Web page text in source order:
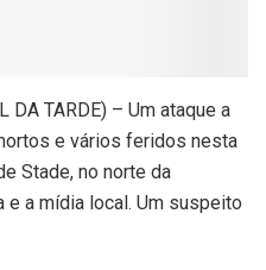
DA TARDE) – Um ataque a
e vários feridos nesta
Stade, no norte da
e a mídia local. Um suspeito